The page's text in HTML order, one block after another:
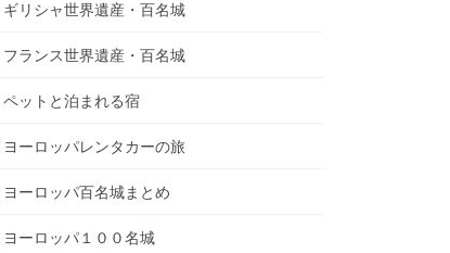
ギリシャ世界遺産・百名城
フランス世界遺産・百名城
ペットと泊まれる宿
ヨーロッパレンタカーの旅
ヨーロッパ百名城まとめ
ヨーロッパ１００名城